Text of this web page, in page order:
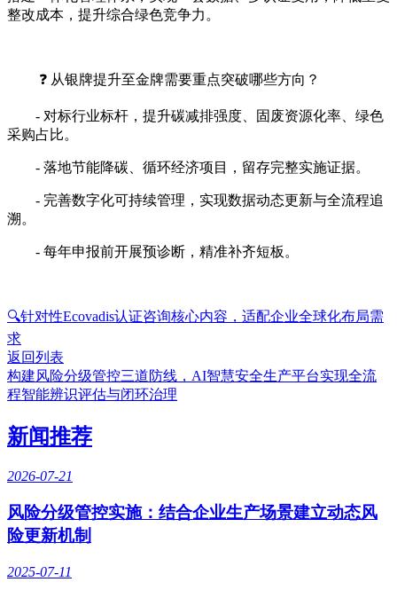
整改成本，提升综合绿色竞争力。
❓ 从银牌提升至金牌需要重点突破哪些方向？
- 对标行业标杆，提升碳减排强度、固废资源化率、绿色
采购占比。
- 落地节能降碳、循环经济项目，留存完整实施证据。
- 完善数字化可持续管理，实现数据动态更新与全流程追
溯。
- 每年申报前开展预诊断，精准补齐短板。
🔍针对性Ecovadis认证咨询核心内容，适配企业全球化布局需
求
返回列表
构建风险分级管控三道防线，AI智慧安全生产平台实现全流
程智能辨识评估与闭环治理
新闻推荐
2026-07-21
风险分级管控实施：结合企业生产场景建立动态风
险更新机制
2025-07-11